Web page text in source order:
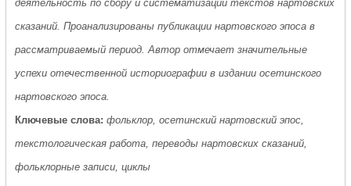
деятельность по сбору и систематизации текстов нартовских
сказаний. Проанализированы публикации нартовского эпоса в
рассматриваемый период. Автор отмечает значительные
успехи отечественной историографии в издании осетинского
нартовского эпоса.
Ключевые слова: фольклор, осетинский нартовский эпос,
текстологическая работа, переводы нартовских сказаний,
фольклорные записи, циклы